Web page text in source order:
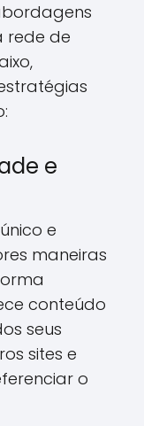
rede de
e
e
maneiras
conteúdo
seus
sites e
o